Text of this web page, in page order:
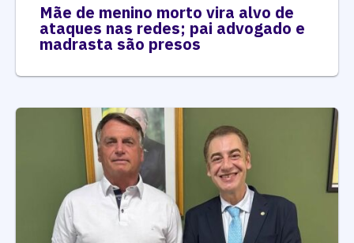
Mãe de menino morto vira alvo de
ataques nas redes; pai advogado e
madrasta são presos